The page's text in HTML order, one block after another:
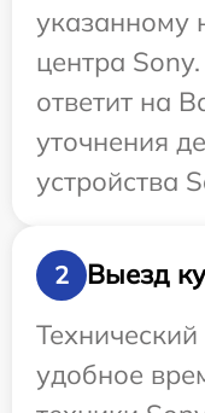
указанному
центра
ответит на
уточнения
устройства
2
Выезд
удобное